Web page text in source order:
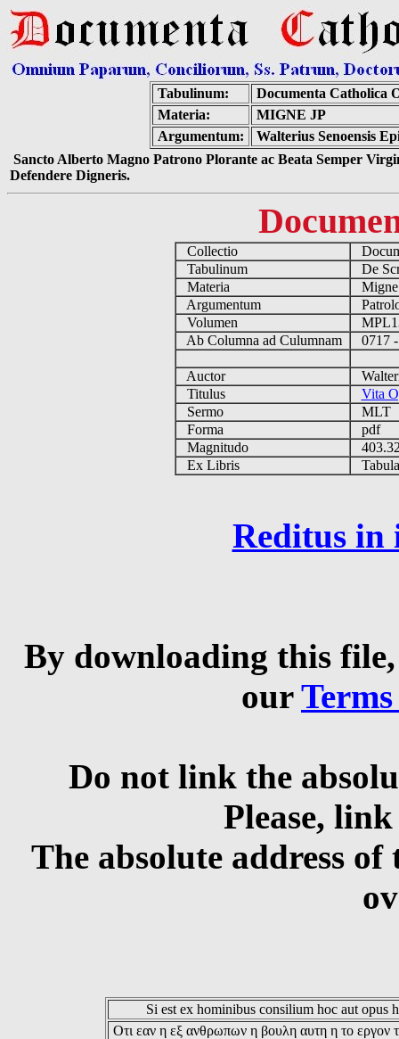
Tabulinum:
Documenta Catholica
Materia:
MIGNE JP
Argumentum:
Walterius Senoensis
Sancto Alberto Magno Patrono Plorante ac Beata Semper
Defendere Digneris.
Collectio
Tabulinum
De
Materia
Argumentum
Volumen
Ab Columna ad Culumnam
0717
Auctor
Titulus
Vita
Sermo
MLT
Forma
pdf
Magnitudo
Ex Libris
Reditus in
By downloading this
our
Do not link the
Please,
The absolute address
Si est ex hominibus consilium hoc aut opus
Οτι εαν η εξ ανθρωπων η βουλη αυτη η το εργον